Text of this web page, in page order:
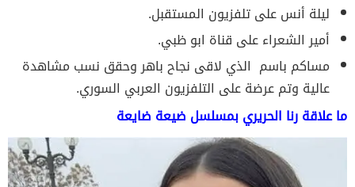
ليلة أنس على تلفزيون المستقبل.
أمير الشعراء على قناة ابو ظبي.
مساكم باسم الذي لاقى نجاح باهر وحقق نسب مشاهدة
عالية وتم عرضة على التلفزيون العربي السوري.
ما علاقة رنا الحريري بمسلسل ضيعة ضايعة